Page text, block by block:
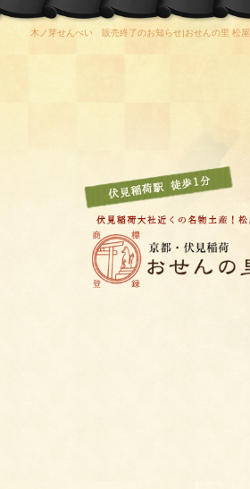
木ノ芽せんべい 販売終了のお知らせ|おせんの里 松屋